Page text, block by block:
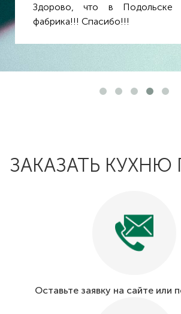
Здорово, что в Подольске
фабрика!!! Спасибо!!!
ЗАКАЗАТЬ
Оставьте заявку на сайте или